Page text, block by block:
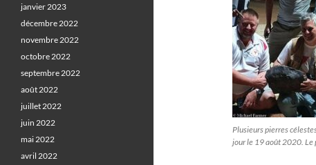
Plusieurs pierres
jour le 19 août 2020. Le
janvier 2023
décembre 2022
novembre 2022
octobre 2022
septembre 2022
août 2022
juillet 2022
juin 2022
mai 2022
avril 2022